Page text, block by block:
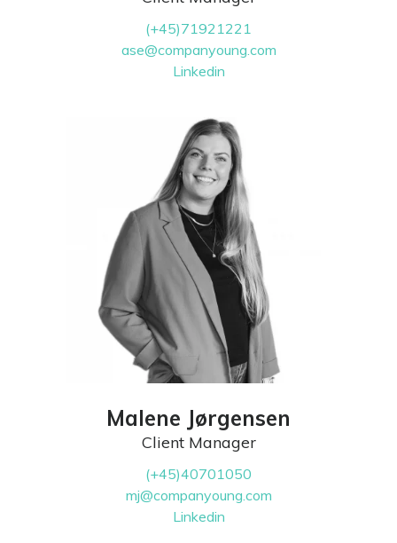
(+45)71921221
ase@companyoung.com
Linkedin
Malene Jørgensen
Client Manager
(+45)40701050
mj@companyoung.com
Linkedin